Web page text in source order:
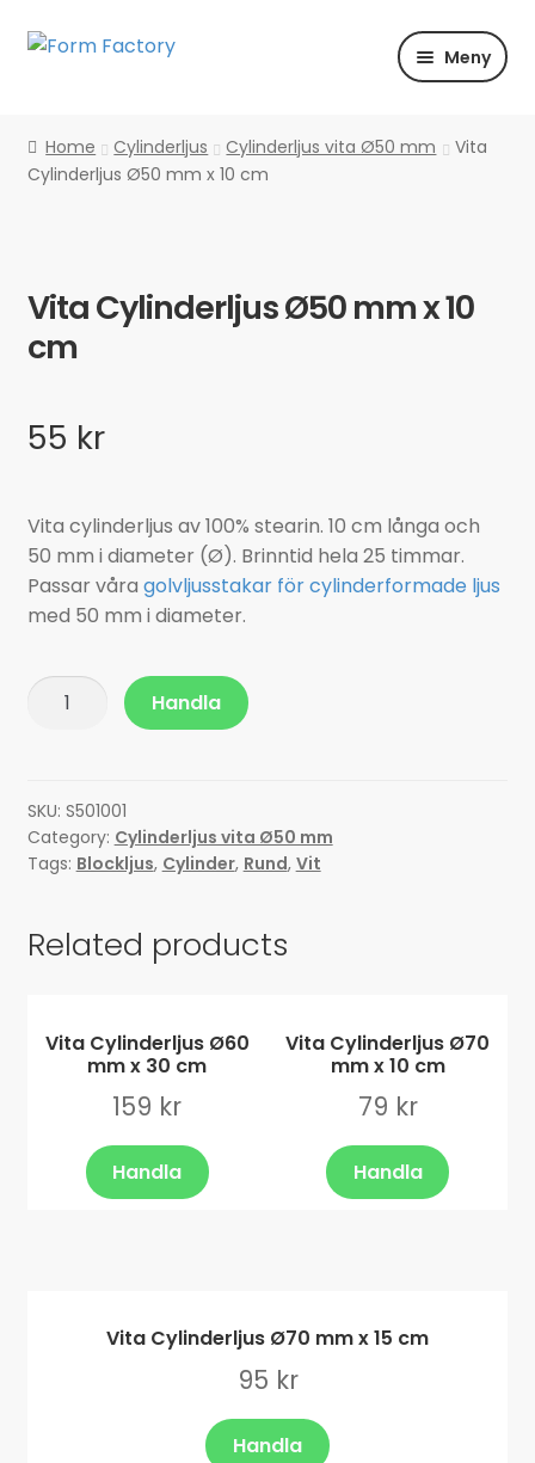
Hoppa
Hoppa
Meny
Färg | Form | Material
Inspiration
Home Cylinderljus Cylinderljus vita Ø50 mm
Vita
Cylinderljus Ø50 mm x 10 cm
Vita Cylinderljus Ø50 mm x 10
cm
55 kr
Vita cylinderljus av 100% stearin. 10 cm långa och
50 mm i diameter (Ø). Brinntid hela 25 timmar.
Passar våra golvljusstakar för cylinderformade ljus
med 50 mm i diameter.
Vita
Cylinderljus
x
10
cm
Handla
SKU: S501001
Category: Cylinderljus vita Ø50 mm
Tags: Blockljus, Cylinder, Rund, Vit
Related products
Vita Cylinderljus Ø60
mm x 30 cm
159 kr
Handla
Vita Cylinderljus Ø70
mm x 10 cm
79 kr
Handla
Vita Cylinderljus Ø70 mm x 15 cm
95 kr
Handla